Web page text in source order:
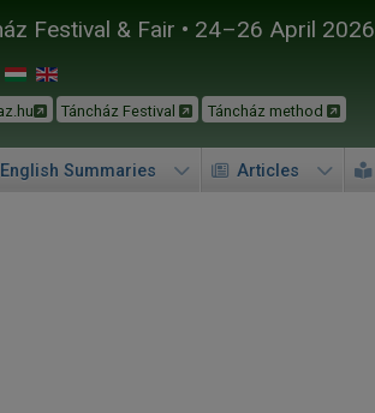
Festival & Fair • 24–26 April 2026
Táncház Festival Táncház method
English Summaries Articles